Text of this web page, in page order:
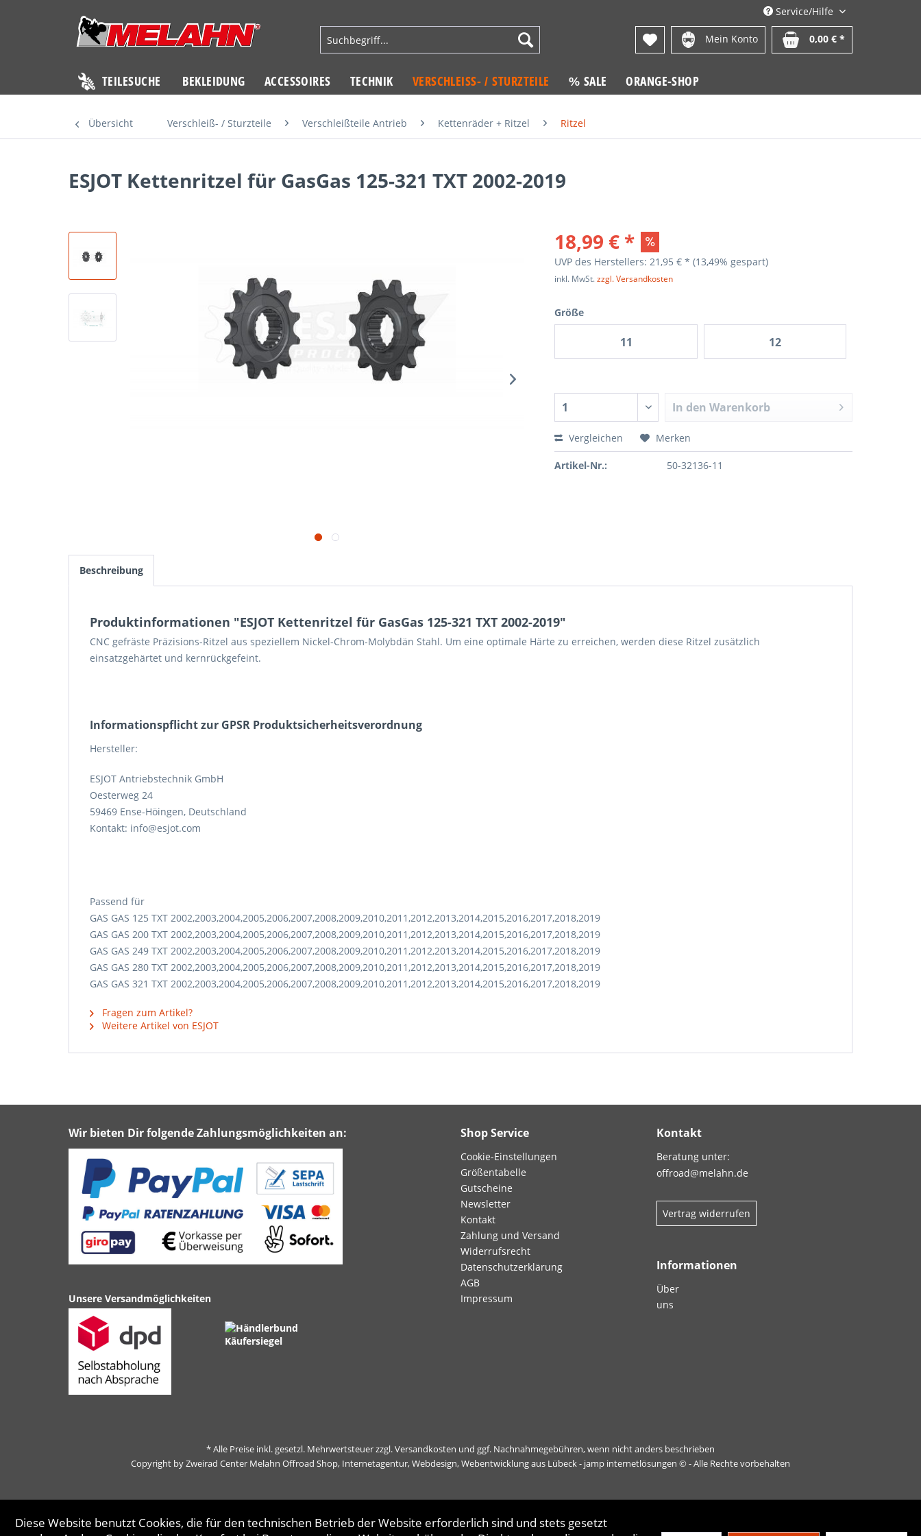
Service/Hilfe
Mein Konto 0,00 € *
TEILESUCHE BEKLEIDUNG ACCESSOIRES TECHNIK VERSCHLEISS- / STURZTEILE % SALE ORANGE-SHOP
Übersicht Verschleiß- / Sturzteile Verschleißteile Antrieb Kettenräder + Ritzel Ritzel
ESJOT Kettenritzel für GasGas 125-321 TXT 2002-2019
18,99 € *
UVP des Herstellers: 21,95 € *(13,49% gespart)
inkl. MwSt.zzgl. Versandkosten
Größe
11 12
In den Warenkorb
Vergleichen Merken
Artikel-Nr.: 50-32136-11
Beschreibung
Produktinformationen "ESJOT Kettenritzel für GasGas 125-321 TXT 2002-2019"
CNC gefräste Präzisions-Ritzel aus speziellem Nickel-Chrom-Molybdän Stahl. Um eine optimale Härte zu erreichen, werden diese Ritzel zusätzlich
einsatzgehärtet und kernrückgefeint.
Informations­pflicht zur GPSR Produktsicherheits­verordnung
Hersteller:
ESJOT Antriebstechnik GmbH
Oesterweg 24
59469 Ense-Höingen, Deutschland
Kontakt: info@esjot.com
Passend für
GAS GAS 125 TXT 2002,2003,2004,2005,2006,2007,2008,2009,2010,2011,2012,2013,2014,2015,2016,2017,2018,2019
GAS GAS 200 TXT 2002,2003,2004,2005,2006,2007,2008,2009,2010,2011,2012,2013,2014,2015,2016,2017,2018,2019
GAS GAS 249 TXT 2002,2003,2004,2005,2006,2007,2008,2009,2010,2011,2012,2013,2014,2015,2016,2017,2018,2019
GAS GAS 280 TXT 2002,2003,2004,2005,2006,2007,2008,2009,2010,2011,2012,2013,2014,2015,2016,2017,2018,2019
GAS GAS 321 TXT 2002,2003,2004,2005,2006,2007,2008,2009,2010,2011,2012,2013,2014,2015,2016,2017,2018,2019
Fragen zum Artikel?
Weitere Artikel von ESJOT
Wir bieten Dir folgende Zahlungsmöglichkeiten an:
Unsere Versandmöglichkeiten
Shop Service
Cookie-Einstellungen
Größentabelle
Gutscheine
Newsletter
Kontakt
Zahlung und Versand
Widerrufsrecht
Datenschutzerklärung
AGB
Impressum
Kontakt
Beratung unter:
offroad@melahn.de
Vertrag widerrufen
Informationen
Über
uns
* Alle Preise inkl. gesetzl. Mehrwertsteuer zzgl.Versandkosten und ggf. Nachnahmegebühren, wenn nicht anders beschrieben
Copyright by Zweirad Center Melahn Offroad Shop, Internetagentur, Webdesign, Webentwicklung aus Lübeck - jamp internetlösungen © - Alle Rechte vorbehalten
Diese Website benutzt Cookies, die für den technischen Betrieb der Website erforderlich sind und stets gesetzt